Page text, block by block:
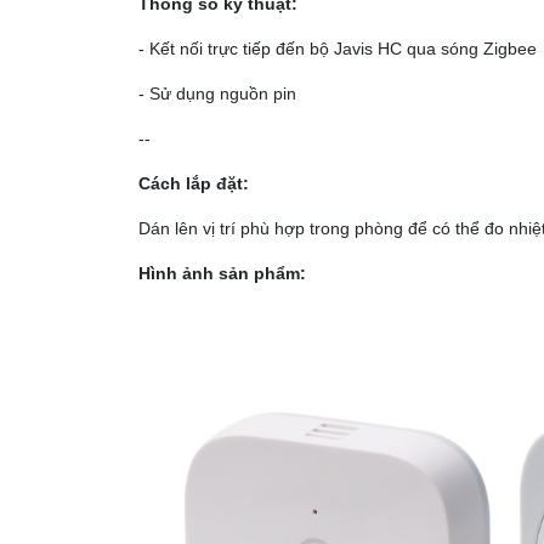
- Kết nối trực tiếp đến bộ Javis HC qua sóng Zigbee
- Sử dụng nguồn pin
--
Cách lắp đặt:
Dán lên vị trí phù hợp trong phòng để có thể đo
Hình ảnh sản phẩm: